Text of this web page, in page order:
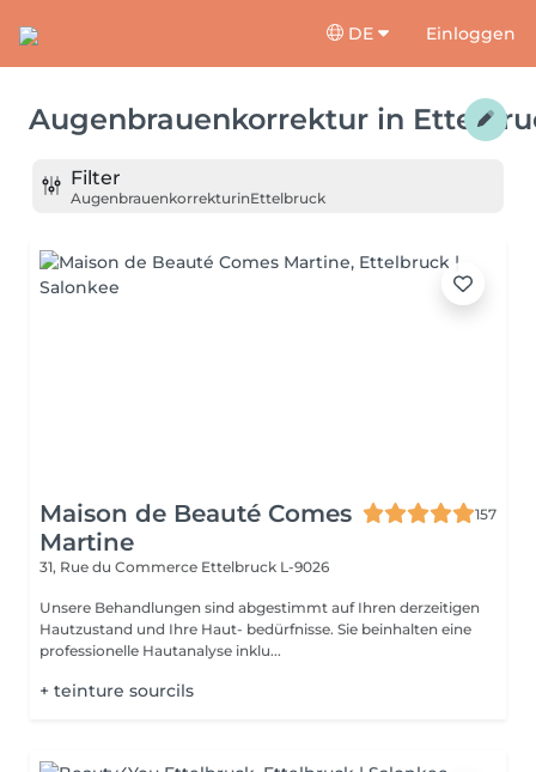
DE Einloggen
Augenbrauenkorrektur in
Filter
AugenbrauenkorrekturinEttelbruck
Maison de Beauté Comes
Martine
157
31, Rue du Commerce Ettelbruck L-9026
Unsere Behandlungen sind abgestimmt auf Ihren derzeitigen
Hautzustand und Ihre Haut- bedürfnisse. Sie beinhalten eine
professionelle Hautanalyse inklu...
+ teinture sourcils